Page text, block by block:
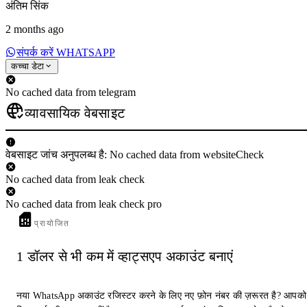
अंतिम सिंक
2 months ago
संपर्क करें WHATSAPP
कच्चा डेटा
No cached data from telegram
व्यावसायिक वेबसाइट
वेबसाइट जांच अनुपलब्ध है: No cached data from websiteCheck
No cached data from leak check
No cached data from leak check pro
प्रायोजित
1 डॉलर से भी कम में व्हाट्सएप अकाउंट बनाएं
नया WhatsApp अकाउंट रजिस्टर करने के लिए नए फ़ोन नंबर की ज़रूरत है? आपको